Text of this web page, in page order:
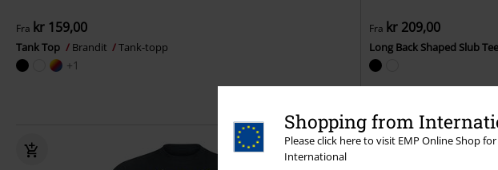
Shopping from
Please click here to visit EMP Online Shop
International
Fra kr 159,00
Tank Top Brandit Tank-topp
+1
Fra kr 209,00
Long Back Shaped Slub Tee